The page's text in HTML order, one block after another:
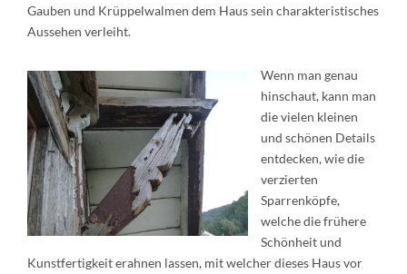
Gauben und Krüppelwalmen dem Haus sein charakteristisches
Aussehen verleiht.
Wenn man genau
hinschaut, kann man
die vielen kleinen
und schönen Details
entdecken, wie die
verzierten
Sparrenköpfe,
welche die frühere
Schönheit und
Kunstfertigkeit erahnen lassen, mit welcher dieses Haus vor